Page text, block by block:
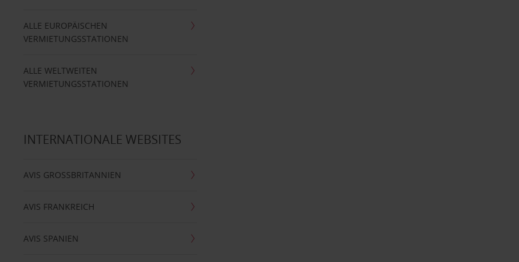
ALLE EUROPÄISCHEN
VERMIETUNGSSTATIONEN
ALLE WELTWEITEN
VERMIETUNGSSTATIONEN
INTERNATIONALE WEBSITES
AVIS GROSSBRITANNIEN
AVIS FRANKREICH
AVIS SPANIEN